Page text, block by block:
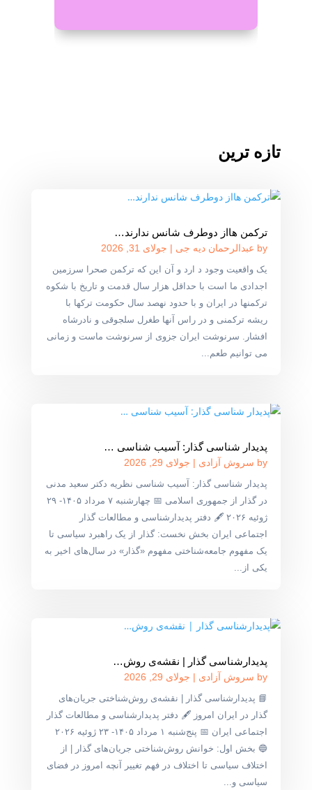
تازه ترین
ترکمن هااز دوطرف شانس ندارند…
by عبدالرحمان دیه جی | جولای 31, 2026
یک واقعیت وجود د ارد و آن این که ترکمن صحرا سرزمین
اجدادی ما است با حداقل هزار سال قدمت و تاریخ با شکوه
ترکمنها در ایران و با حدود نهصد سال حکومت ترکها با
ریشه ترکمنی و در راس آنها طغرل سلجوقی و نادرشاه
افشار. سرنوشت ایران جزوی از سرنوشت ماست و زمانی
می توانیم طعم...
پدیدار شناسی گذار: آسیب شناسی …
by سروش آزادی | جولای 29, 2026
پدیدار شناسی گذار: آسیب شناسی نظریه دکتر سعید مدنی
در گذار از جمهوری اسلامی 📅 چهارشنبه ۷ مرداد ۱۴۰۵- ۲۹
ژوئیه ۲۰۲۶ 🖋 دفتر پدیدارشناسی و مطالعات گذار
اجتماعی ایران بخش نخست: گذار از یک راهبرد سیاسی تا
یک مفهوم جامعه‌شناختی مفهوم «گذار» در سال‌های اخیر به
یکی از...
پدیدارشناسی گذار | نقشه‌ی روش‌…
by سروش آزادی | جولای 29, 2026
📘 پدیدارشناسی گذار | نقشه‌ی روش‌شناختی جریان‌های
گذار در ایران امروز 🖋 دفتر پدیدارشناسی و مطالعات گذار
اجتماعی ایران 📅 پنج‌شنبه ۱ مرداد ۱۴۰۵- ۲۳ ژوئیه ۲۰۲۶
🔵 بخش اول: خوانش روش‌شناختی جریان‌های گذار | از
اختلاف سیاسی تا اختلاف در فهم تغییر آنچه امروز در فضای
سیاسی و...